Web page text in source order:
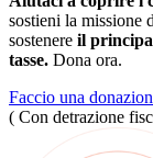
sostieni la missione
sostenere il
tasse. Dona ora.
Faccio una
( Con detrazione